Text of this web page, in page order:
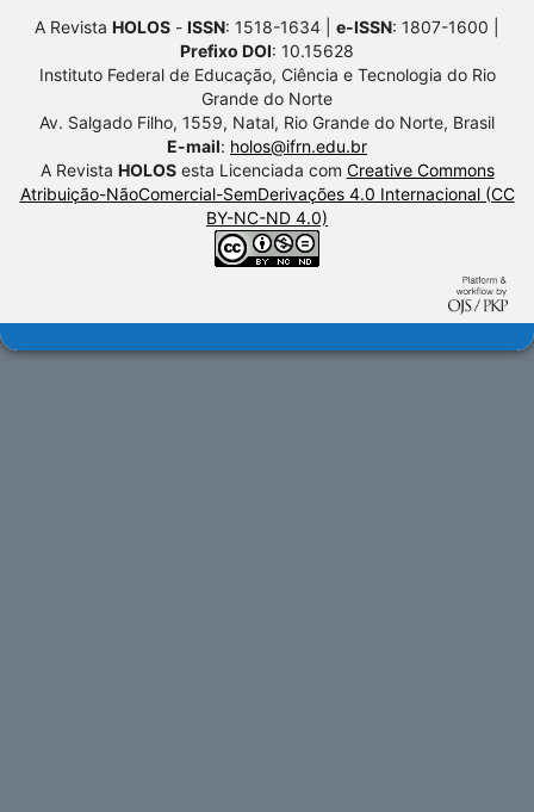
A Revista HOLOS - ISSN: 1518-1634 | e-ISSN: 1807-1600 |
Prefixo DOI: 10.15628
Instituto Federal de Educação, Ciência e Tecnologia do Rio
Grande do Norte
Av. Salgado Filho, 1559, Natal, Rio Grande do Norte, Brasil
E-mail: holos@ifrn.edu.br
A Revista HOLOSesta Licenciada com Creative Commons
Atribuição-NãoComercial-SemDerivações 4.0 Internacional (CC
BY-NC-ND 4.0)